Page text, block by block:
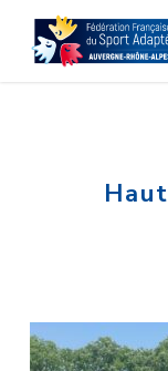
main
content